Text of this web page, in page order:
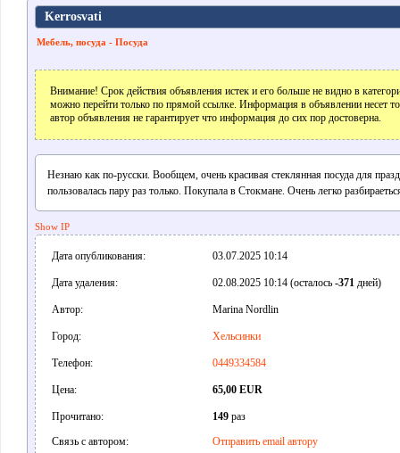
Kerrosvati
Мебель, посуда - Посуда
Внимание! Срок действия объявления истек и его больше не видно в
можно перейти только по прямой ссылке. Информация в объявлении несет
автор объявления не гарантирует что информация до сих пор достоверна.
Незнаю как по-русски. Вообщем, очень красивая стеклянная посуда для
пользовалась пару раз только. Покупала в Стокмане. Очень легко
Show IP
Дата опубликования: 03.07.2025 10:14
Дата удаления: 02.08.2025 10:14 (осталось -371дней)
Автор: Marina Nordlin
Город: Хельсинки
Телефон: 0449334584
Цена: 65,00 EUR
Прочитано: 149раз
Связь с автором:
Отправить email автору